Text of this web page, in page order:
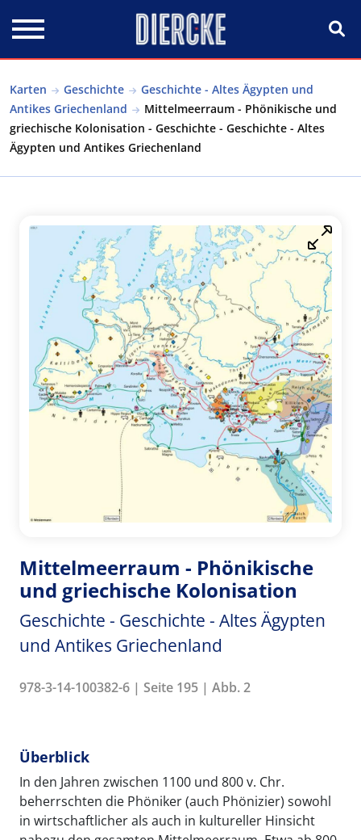
Karten Geschichte
Geschichte - Altes Ägypten und
Antikes Griechenland
Mittelmeerraum - Phönikische und
griechische Kolonisation - Geschichte - Geschichte - Altes
Ägypten und Antikes Griechenland
Mittelmeerraum - Phönikische
und griechische Kolonisation
Geschichte - Geschichte - Altes Ägypten
und Antikes Griechenland
978-3-14-100382-6 | Seite 195 | Abb. 2
Überblick
In den Jahren zwischen 1100 und 800 v. Chr.
beherrschten die Phöniker (auch Phönizier) sowohl
in wirtschaftlicher als auch in kultureller Hinsicht